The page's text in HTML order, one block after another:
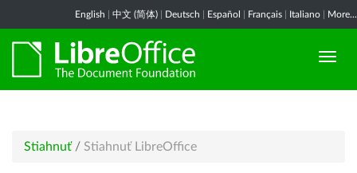
English 中文 (简体) Deutsch Español Français Italiano More...
Stiahnuť / Stiahnuť LibreOffice